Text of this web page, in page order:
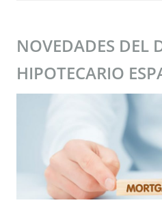
NOVEDADES DEL
HIPOTECARIO